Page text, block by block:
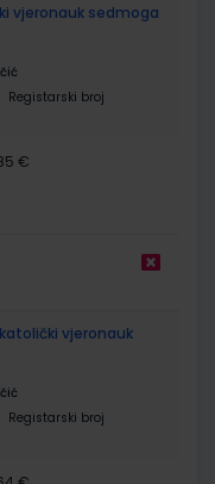
vjeronauk sedmoga
Registarski broj
€
katolički vjeronauk
Registarski broj